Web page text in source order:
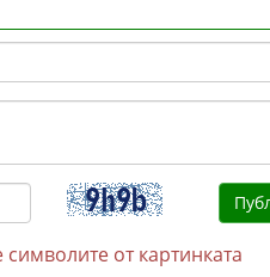
символите от картинката